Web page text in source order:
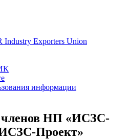
Industry Exporters Union
информации
членов НП «ИСЗС-
Проект»